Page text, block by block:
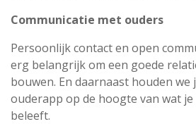
Communicatie met ouders
Persoonlijk contact en open
erg belangrijk om een goede
bouwen. En daarnaast houden we
ouderapp op de hoogte van wat
beleeft.